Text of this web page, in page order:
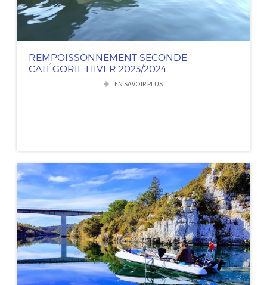
REMPOISSONNEMENT SECONDE
CATÉGORIE HIVER 2023/2024
EN SAVOIR PLUS